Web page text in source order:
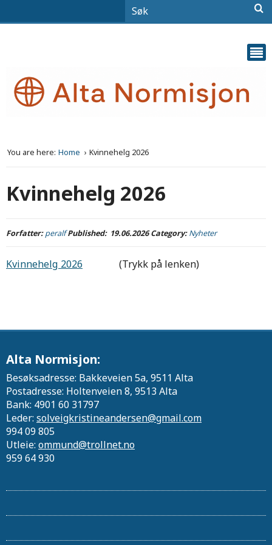
You are here: Home Kvinnehelg 2026
Kvinnehelg 2026
Forfatter:peralfPublished: 19.06.2026 Category:Nyheter
Kvinnehelg 2026 (Trykk på lenken)
Alta Normisjon:
Besøksadresse: Bakkeveien 5a, 9511 Alta
Postadresse: Holtenveien 8, 9513 Alta
Bank: 4901 60 31797
Leder: solveigkristineandersen@gmail.com
994 09 805
Utleie: ommund@trollnet.no
959 64 930